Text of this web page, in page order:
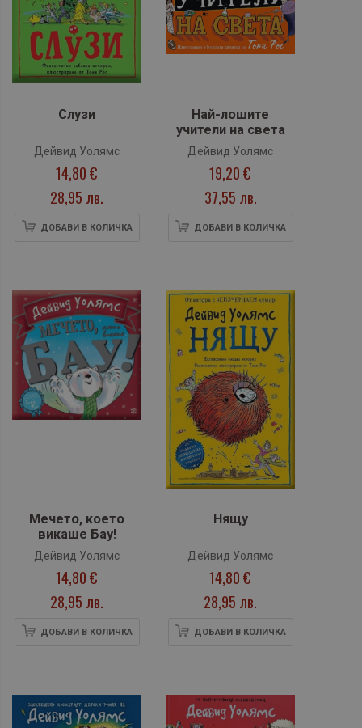
Слузи
Дейвид Уолямс
14,80 €
28,95 лв.
ДОБАВИ В КОЛИЧКА
Най-лошите
учители на света
Дейвид Уолямс
19,20 €
37,55 лв.
ДОБАВИ В КОЛИЧКА
Мечето, което
викаше Бау!
Дейвид Уолямс
14,80 €
28,95 лв.
ДОБАВИ В КОЛИЧКА
Нящу
Дейвид Уолямс
14,80 €
28,95 лв.
ДОБАВИ В КОЛИЧКА